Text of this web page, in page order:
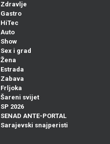
Zdravlje
Gastro
HiTec
Auto
Show
Sex i grad
Žena
Estrada
Zabava
Frljoka
Šareni svijet
SP 2026
SENAD ANTE-PORTAL
Sarajevski snajperisti